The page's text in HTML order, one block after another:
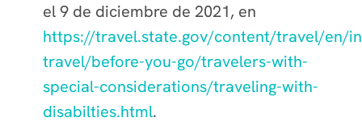
el 9 de diciembre de 2021, en
https://travel.state.gov/content/travel/en/
travel/before-you-go/travelers-with-
special-considerations/traveling-with-
disabilties.html.